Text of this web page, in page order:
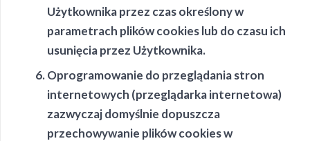
Użytkownika przez czas określony w
parametrach plików cookies lub do czasu ich
usunięcia przez Użytkownika.
Oprogramowanie do przeglądania stron
internetowych (przeglądarka internetowa)
zazwyczaj domyślnie dopuszcza
przechowywanie plików cookies w